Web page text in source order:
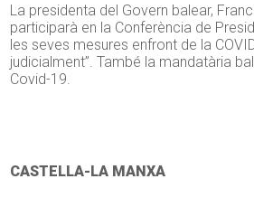
La presidenta del Govern balear,
participarà en la Conferència de
les seves mesures enfront de la
judicialment”. També la mandatària
Covid-19.
CASTELLA-LA MANXA